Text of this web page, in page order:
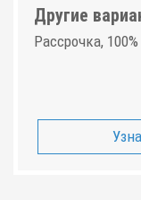
Другие
Рассрочка,